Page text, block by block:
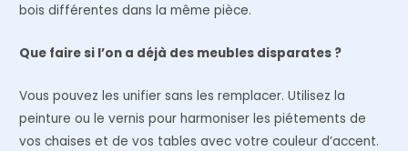
bois différentes dans la même pièce.
Que faire si l’on a déjà des meubles disparates ?
Vous pouvez les unifier sans les remplacer. Utilisez la
peinture ou le vernis pour harmoniser les piétements de
vos chaises et de vos tables avec votre couleur d’accent.